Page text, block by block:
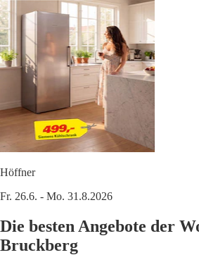
Höffner
Fr. 26.6. - Mo. 31.8.2026
Die besten Angebote der
Bruckberg